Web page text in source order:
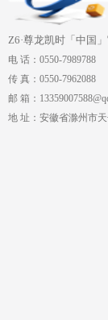
Z6·尊龙凯时「中国
电 话：0550-7989788
传 真：0550-7962088
邮 箱：
地 址：安徽省滁州市